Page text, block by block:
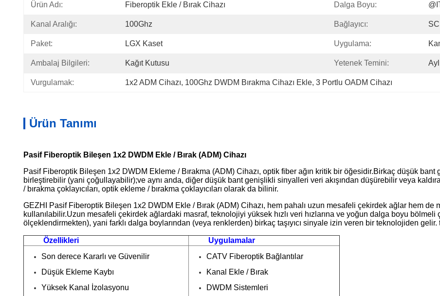
Ürün Adı: Fiberoptik Ekle / Bırak Cihazı Dalga Boyu:
Kanal Aralığı: 100Ghz Bağlayıcı:
Paket: LGX Kaset Uygulama:
Ambalaj Bilgileri: Kağıt Kutusu Yetenek Temini:
Vurgulamak: 1x2 ADM Cihazı, 100Ghz DWDM Bırakma Cihazı Ekle, 3 Portlu OADM Cihazı
Ürün Tanımı
Pasif Fiberoptik Bileşen 1x2 DWDM Ekle / Bırak (ADM) Cihazı
Pasif Fiberoptik Bileşen 1x2 DWDM Ekleme / Bırakma (ADM) Cihazı, optik fiber ağın kritik bir öğesidir.Birkaç düşük bant
birleştirebilir (yani çoğullayabilir);ve aynı anda, diğer düşük bant genişlikli sinyalleri veri akışından düşürebilir veya
/ bırakma çoklayıcıları, optik ekleme / bırakma çoklayıcıları olarak da bilinir.
GEZHI Pasif Fiberoptik Bileşen 1x2 DWDM Ekle / Bırak (ADM) Cihazı, hem pahalı uzun mesafeli çekirdek ağlar hem de
kullanılabilir.Uzun mesafeli çekirdek ağlardaki masraf, teknolojiyi yüksek hızlı veri hızlarına ve yoğun dalga boyu
ölçeklendirmekten), yani farklı dalga boylarından (veya renklerden) birkaç taşıyıcı sinyale izin veren bir teknolojiden gelir.
Özellikleri
Uygulamalar
Son derece Kararlı ve Güvenilir
Düşük Ekleme Kaybı
Yüksek Kanal İzolasyonu
CATV Fiberoptik Bağlantılar
Kanal Ekle / Bırak
DWDM Sistemleri